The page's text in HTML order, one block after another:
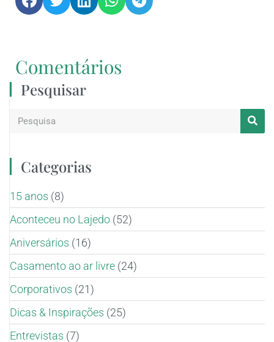
Comentários
Pesquisar
Categorias
15 anos (8)
Aconteceu no Lajedo (52)
Aniversários (16)
Casamento ao ar livre (24)
Corporativos (21)
Dicas & Inspirações (25)
Entrevistas (7)